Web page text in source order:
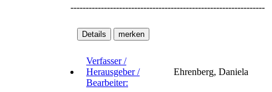
----------------------------------------------------------------
Verfasser /
Herausgeber /
Bearbeiter:
Ehrenberg, Daniela